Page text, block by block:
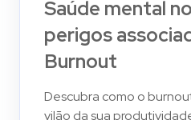
Saúde mental
perigos
Burnout
Descubra como o
vilão da sua